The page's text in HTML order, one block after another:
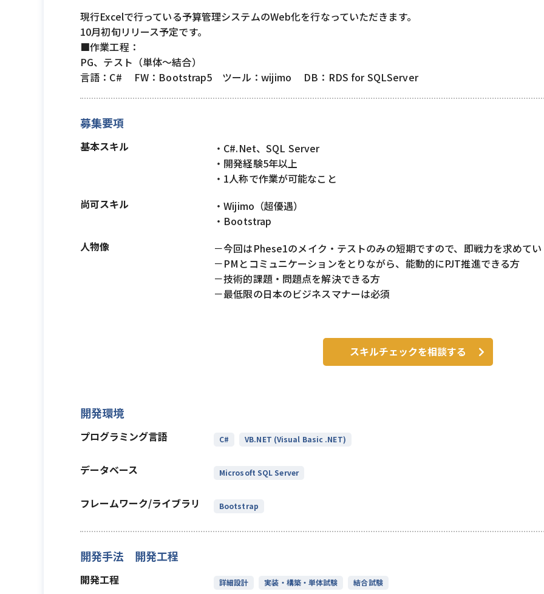
現行Excelで行っている予算管理システムのWeb化を行なっていただきます。
10月初旬リリース予定です。
■作業工程：
PG、テスト（単体～結合）
言語：C# FW：Bootstrap5 ツール：wijimo DB：RDS for SQLServer
募集要項
基本スキル
・C#.Net、SQL Server
・開発経験5年以上
・1人称で作業が可能なこと
尚可スキル
・Wijimo（超優遇）
・Bootstrap
人物像
－今回はPhese1のメイク・テストのみの短期ですので、即戦力を求めて
－PMとコミュニケーションをとりながら、能動的にPJT推進できる方
－技術的課題・問題点を解決できる方
－最低限の日本のビジネスマナーは必須
スキルチェックを相談する
開発環境
プログラミング言語 C# VB.NET (Visual Basic .NET)
データベース Microsoft SQL Server
フレームワーク/ライブラリ Bootstrap
開発手法 開発工程
開発工程 詳細設計 実装・構築・単体試験 結合試験